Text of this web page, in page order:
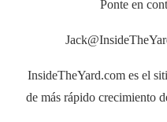
Ponte en
InsideTheYard.com es el
de más rápido crecimiento